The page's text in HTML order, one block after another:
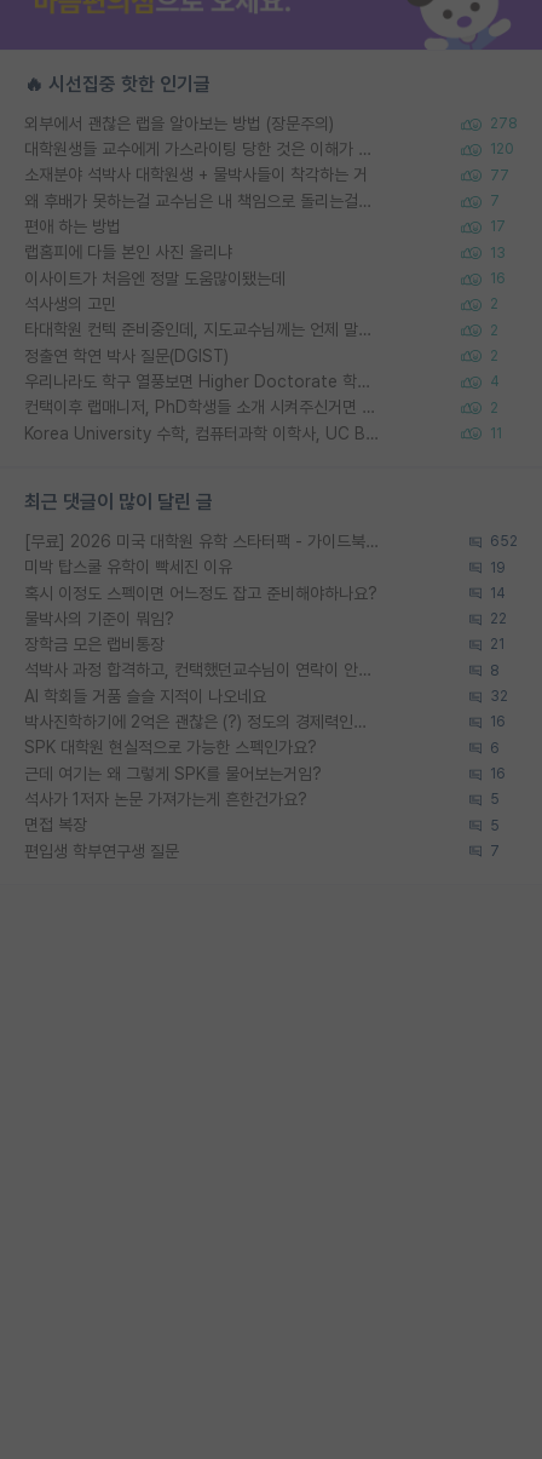
🔥 시선집중 핫한 인기글
외부에서 괜찮은 랩을 알아보는 방법 (장문주의) 278
대학원생들 교수에게 가스라이팅 당한 것은 이해가 갑니다. 안타깝네요. 120
소재분야 석박사 대학원생 + 물박사들이 착각하는 거 77
왜 후배가 못하는걸 교수님은 내 책임으로 돌리는걸까요? 7
편애 하는 방법 17
랩홈피에 다들 본인 사진 올리냐 13
이사이트가 처음엔 정말 도움많이됐는데 16
석사생의 고민 2
타대학원 컨텍 준비중인데, 지도교수님께는 언제 말씀드려야 할까요? 2
정출연 학연 박사 질문(DGIST) 2
우리나라도 학구 열풍보면 Higher Doctorate 학위가 필요하다고 봅니다. 4
컨택이후 랩매니저, PhD학생들 소개 시켜주신거면 거의 컨펌에 가깝나요? 2
Korea University 수학, 컴퓨터과학 이학사, UC Berkeley 산업공학 대학원 공학박사가 되는 것은 쉽지 않겠죠? 11
최근 댓글이 많이 달린 글
[무료] 2026 미국 대학원 유학 스타터팩 - 가이드북 & 합격자 컨택메일 템플릿 652
미박 탑스쿨 유학이 빡세진 이유 19
혹시 이정도 스펙이면 어느정도 잡고 준비해야하나요? 14
물박사의 기준이 뭐임? 22
장학금 모은 랩비통장 21
석박사 과정 합격하고, 컨택했던교수님이 연락이 안됩니다... 8
AI 학회들 거품 슬슬 지적이 나오네요 32
박사진학하기에 2억은 괜찮은 (?) 정도의 경제력인가요 16
SPK 대학원 현실적으로 가능한 스펙인가요? 6
근데 여기는 왜 그렇게 SPK를 물어보는거임? 16
석사가 1저자 논문 가져가는게 흔한건가요? 5
면접 복장 5
편입생 학부연구생 질문 7